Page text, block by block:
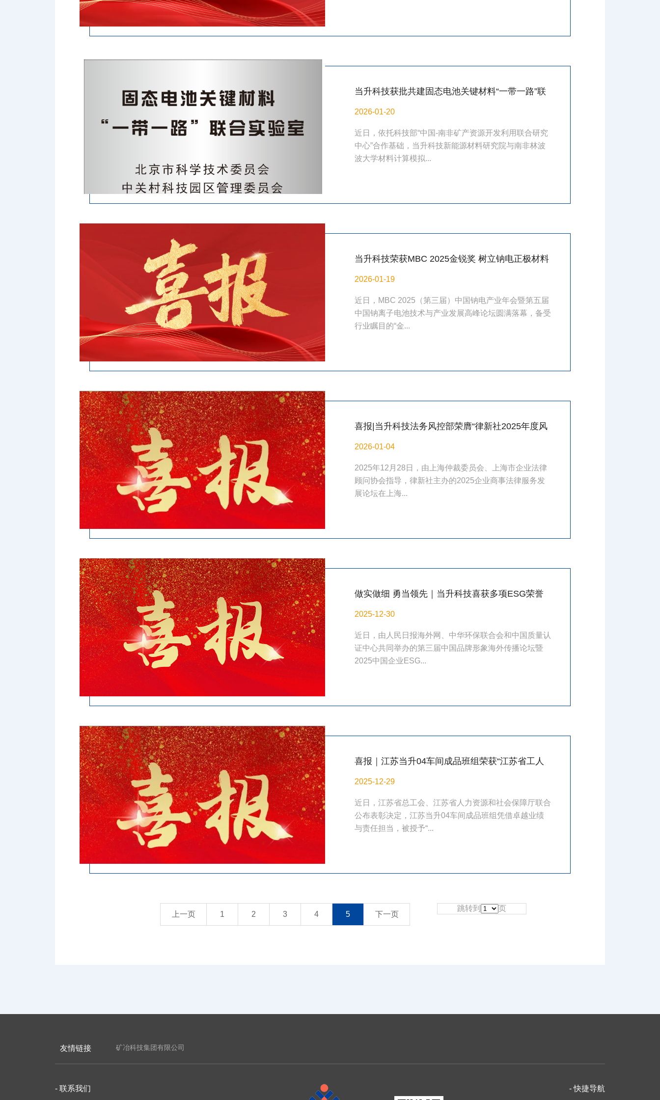
当升科技获批共建固态电池关键材料“一带一路”联
2026-01-20
近日，依托科技部“中国-南非矿产资源开发利用联合研究
中心”合作基础，当升科技新能源材料研究院与南非林波
波大学材料计算模拟...
当升科技荣获MBC 2025金锐奖 树立钠电正极材料
2026-01-19
近日，MBC 2025（第三届）中国钠电产业年会暨第五届
中国钠离子电池技术与产业发展高峰论坛圆满落幕，备受
行业瞩目的“金...
喜报|当升科技法务风控部荣膺“律新社2025年度风
2026-01-04
2025年12月28日，由上海仲裁委员会、上海市企业法律
顾问协会指导，律新社主办的2025企业商事法律服务发
展论坛在上海...
做实做细 勇当领先｜当升科技喜获多项ESG荣誉
2025-12-30
近日，由人民日报海外网、中华环保联合会和中国质量认
证中心共同举办的第三届中国品牌形象海外传播论坛暨
2025中国企业ESG...
喜报｜江苏当升04车间成品班组荣获“江苏省工人
2025-12-29
近日，江苏省总工会、江苏省人力资源和社会保障厅联合
公布表彰决定，江苏当升04车间成品班组凭借卓越业绩
与责任担当，被授予“...
上一页 1 2 3 4 5 下一页
跳转到 页
友情链接 矿冶科技集团有限公司
- 联系我们 - 快捷导航